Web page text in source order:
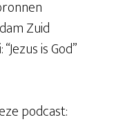
Zuid
is God”
podcast: